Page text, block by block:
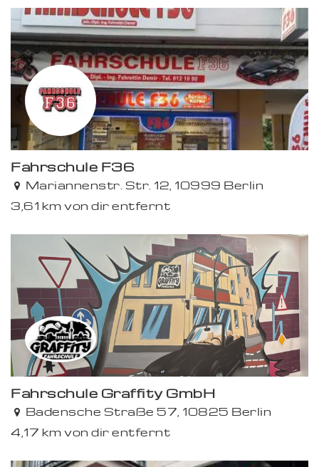
Fahrschule F36
Mariannenstr. Str. 12, 10999 Berlin
3,61 km von dir entfernt
Fahrschule Graffity GmbH
Badensche Straße 57, 10825 Berlin
4,17 km von dir entfernt